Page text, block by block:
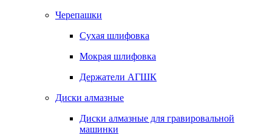
Черепашки
Сухая шлифовка
Мокрая шлифовка
Держатели АГШК
Диски алмазные
Диски алмазные для гравировальной
машинки